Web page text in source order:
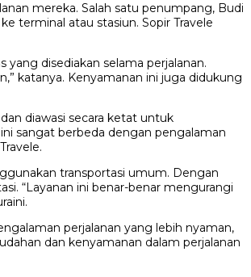
mereka. Salah satu penumpang, Budi
terminal atau stasiun. Sopir Travele
disediakan selama perjalanan.
katanya. Kenyamanan ini juga didukung
diawasi secara ketat untuk
sangat berbeda dengan pengalaman
transportasi umum. Dengan
“Layanan ini benar-benar mengurangi
perjalanan yang lebih nyaman,
dan kenyamanan dalam perjalanan